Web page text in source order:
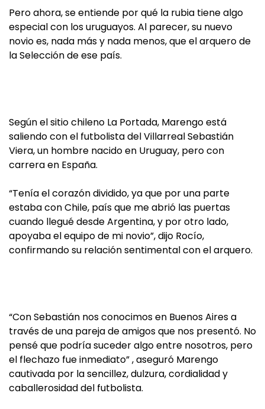
Pero ahora, se entiende por qué la rubia tiene algo
especial con los uruguayos. Al parecer, su nuevo
novio es, nada más y nada menos, que el arquero de
la Selección de ese país.
Según el sitio chileno La Portada, Marengo está
saliendo con el futbolista del Villarreal Sebastián
Viera, un hombre nacido en Uruguay, pero con
carrera en España.
“Tenía el corazón dividido, ya que por una parte
estaba con Chile, país que me abrió las puertas
cuando llegué desde Argentina, y por otro lado,
apoyaba el equipo de mi novio”, dijo Rocío,
confirmando su relación sentimental con el arquero.
“Con Sebastián nos conocimos en Buenos Aires a
través de una pareja de amigos que nos presentó. No
pensé que podría suceder algo entre nosotros, pero
el flechazo fue inmediato” , aseguró Marengo
cautivada por la sencillez, dulzura, cordialidad y
caballerosidad del futbolista.